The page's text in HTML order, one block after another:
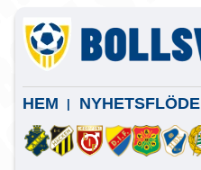
HEM NYHETSFLÖDE